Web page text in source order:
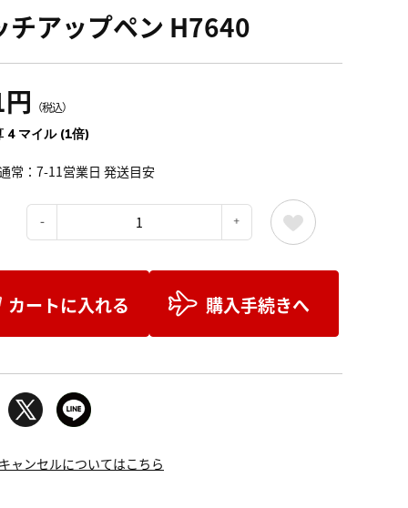
チアップペン H7640
（税込）
4 マイル (1倍)
常：7-11営業日 発送目安
カートに入れる 購入手続きへ
ャンセルについてはこちら